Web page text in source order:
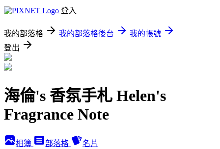
登入
我的部落格 我的部落格後台
我的帳號
登出
海倫's 香氛手札 Helen's
Fragrance Note
相簿 部落格 名片